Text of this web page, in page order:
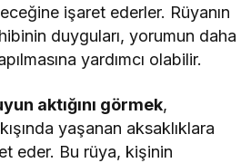
işaret ederler. Rüyanın
duyguları, yorumun daha
yardımcı olabilir.
aktığını görmek,
yaşanan aksaklıklara
eder. Bu rüya, kişinin